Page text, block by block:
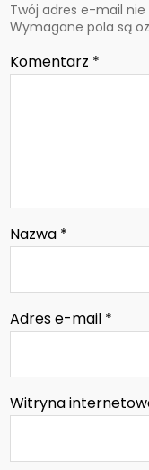
Twój adres e-mail
Wymagane pola są
Komentarz *
Nazwa *
Adres e-mail *
Witryna